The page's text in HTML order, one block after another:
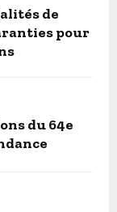
de
pour
du 64e